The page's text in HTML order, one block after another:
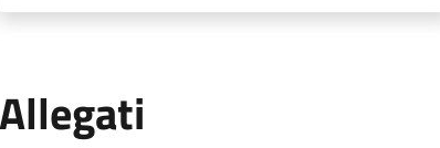
Allegati